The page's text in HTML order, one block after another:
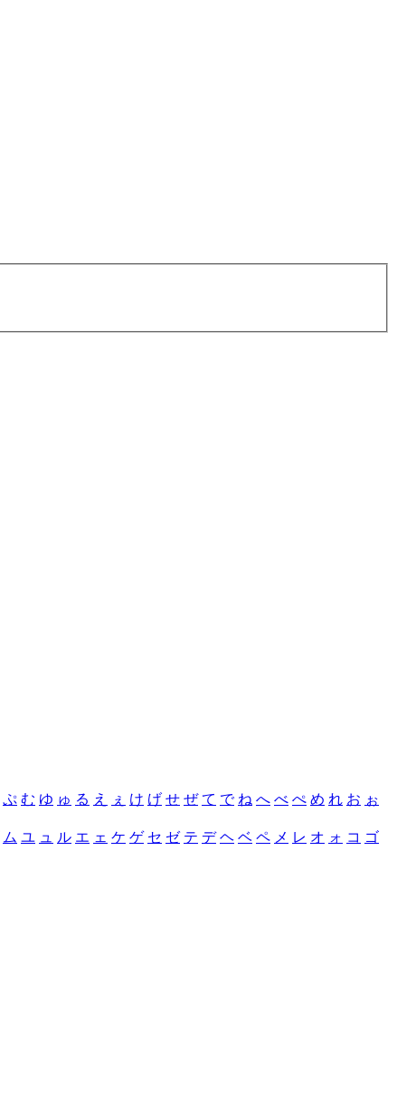
ぷ む ゆ ゅ る え ぇ け げ せ ぜ て で ね へ べ ぺ め れ お ぉ
ム ユ ュ ル エ ェ ケ ゲ セ ゼ テ デ ヘ ベ ペ メ レ オ ォ コ ゴ